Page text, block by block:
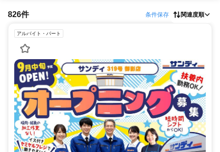
826件 条件保存 関連度順
アルバイト・パート